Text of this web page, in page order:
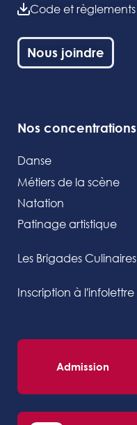
Code et règlements
Nous joindre
Nos concentrations
Danse
Métiers de la scène
Natation
Patinage artistique
Les Brigades Culinaires
Inscription à l'infolettre
Admission